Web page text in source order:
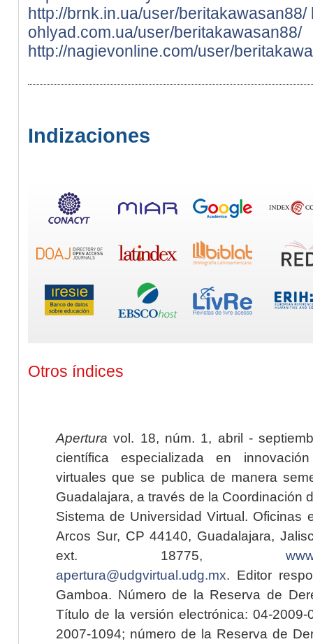
http://brnk.in.ua/user/beritakawasan88/
ohlyad.com.ua/user/beritakawasan88/
http://nagievonline.com/user/
Indizaciones
Otros índices
Apertura vol. 18, núm. 1, abril -
científica especializada en
virtuales que se publica de manera
Guadalajara, a través de la Coordinación
Sistema de Universidad Virtual. Oficinas
Arcos Sur, CP 44140, Guadalajara,
ext. 18775,
apertura@udgvirtual.udg.mx. Editor
Gamboa. Número de la Reserva de
Título de la versión electrónica: 04-2009-
2007-1094; número de la Reserva de